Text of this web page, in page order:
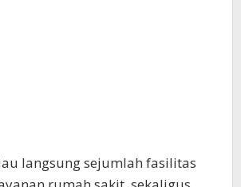
langsung sejumlah fasilitas